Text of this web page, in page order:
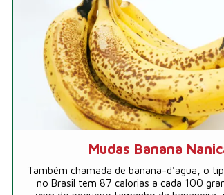
Mudas Banana
Também chamada de banana-d'agua, o
no Brasil tem 87 calorias a cada 100